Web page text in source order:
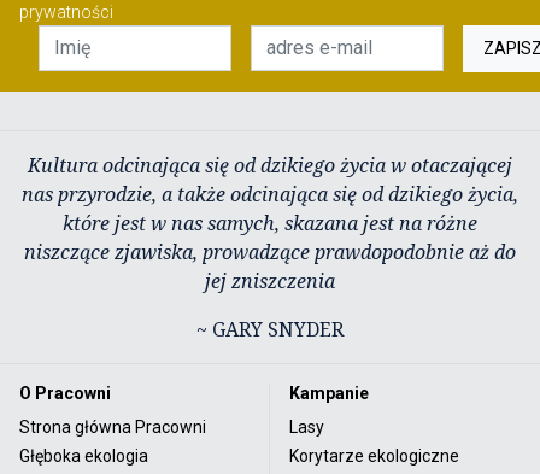
prywatności
Kultura odcinająca się od dzikiego życia w otaczającej
nas przyrodzie, a także odcinająca się od dzikiego życia,
które jest w nas samych, skazana jest na różne
niszczące zjawiska, prowadzące prawdopodobnie aż do
jej zniszczenia
~ GARY SNYDER
O Pracowni
Strona główna Pracowni
Głęboka ekologia
Kampanie
Lasy
Korytarze ekologiczne